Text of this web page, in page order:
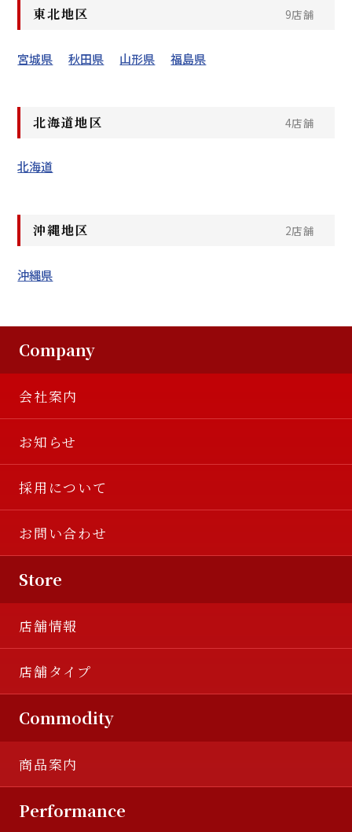
東北地区 9店舗
宮城県 秋田県 山形県 福島県
北海道地区 4店舗
北海道
沖縄地区 2店舗
沖縄県
Company
会社案内
お知らせ
採用について
お問い合わせ
Store
店舗情報
店舗タイプ
Commodity
商品案内
Performance